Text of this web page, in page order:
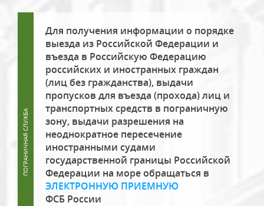
Для получения информации о порядке
выезда из Российской Федерации и
въезда в Российскую Федерацию
российских и иностранных граждан
(лиц без гражданства), выдачи
пропусков для въезда (прохода) лиц и
транспортных средств в пограничную
зону, выдачи разрешения на
неоднократное пересечение
иностранными судами
государственной границы Российской
Федерации на море обращаться в
ЭЛЕКТРОННУЮ ПРИЕМНУЮ
ФСБ России